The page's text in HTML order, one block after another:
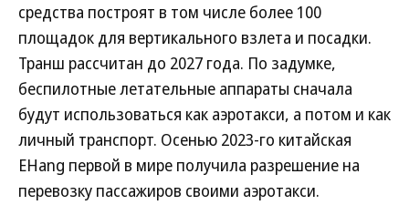
средства построят в том числе более 100
площадок для вертикального взлета и посадки.
Транш рассчитан до 2027 года. По задумке,
беспилотные летательные аппараты сначала
будут использоваться как аэротакси, а потом и как
личный транспорт. Осенью 2023-го китайская
EHang первой в мире получила разрешение на
перевозку пассажиров своими аэротакси.